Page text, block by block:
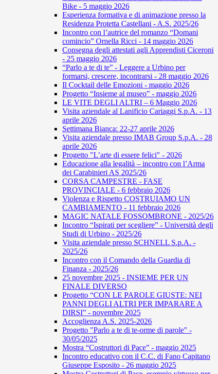
Bike - 5 maggio 2026
Esperienza formativa e di animazione presso la
Residenza Protetta Castellani - A.S. 2025/26
Incontro con l’autrice del romanzo “Domani
comincio” Ornella Ricci - 14 maggio 2026
Consegna degli attestati agli Apprendisti Ciceroni
- 25 maggio 2026
“Parlo a te di te” - Leggere a Urbino per
formarsi, crescere, incontrarsi - 28 maggio 2026
Il Cocktail delle Emozioni - maggio 2026
Progetto “Insieme al museo” - maggio 2026
LE VITE DEGLI ALTRI – 6 Maggio 2026
Visita aziendale al Lanificio Cariaggi S.p.A. - 13
aprile 2026
Settimana Bianca: 22-27 aprile 2026
Visita aziendale presso IMAB Group S.p.A. - 28
aprile 2026
Progetto "L’arte di essere felici" - 2026
Educazione alla legalità – incontro con l’Arma
dei Carabinieri AS 2025/26
CORSA CAMPESTRE - FASE
PROVINCIALE - 6 febbraio 2026
Violenza e Rispetto COSTRUIAMO UN
CAMBIAMENTO - 11 febbraio 2026
MAGIC NATALE FOSSOMBRONE - 2025/26
Incontro “Ispirati per scegliere” - Università degli
Studi di Urbino - 2025/26
Visita aziendale presso SCHNELL S.p.A. -
2025/26
Incontro con il Comando della Guardia di
Finanza - 2025/26
25 novembre 2025 - INSIEME PER UN
FINALE DIVERSO
Progetto “CON LE PAROLE GIUSTE: NEI
PANNI DEGLI ALTRI PER IMPARARE A
DIRSI” - novembre 2025
Accoglienza A.S. 2025-2026
Progetto "Parlo a te di te-orme di parole" -
30/05/2025
Mostra “Costruttori di Pace” - maggio 2025
Incontro educativo con il C.C. di Fano Capitano
Giuseppe Esposito - 26 maggio 2025